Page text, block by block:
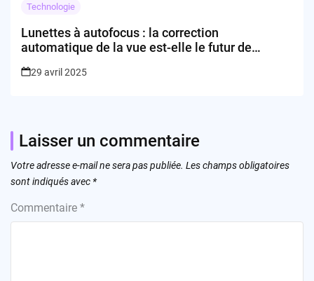
Technologie
Lunettes à autofocus : la correction
automatique de la vue est-elle le futur de
29 avril 2025
Laisser un commentaire
Votre adresse e-mail ne sera pas publiée. Les champs obligatoires
sont indiqués avec *
Commentaire *